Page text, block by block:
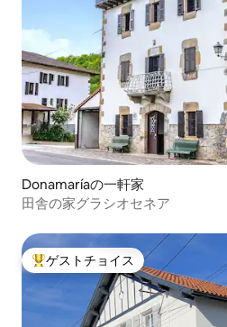
Donamaríaの一軒家
田舎の家グラシオセネア
大好評のゲストチョイスです。
ゲストチョイス